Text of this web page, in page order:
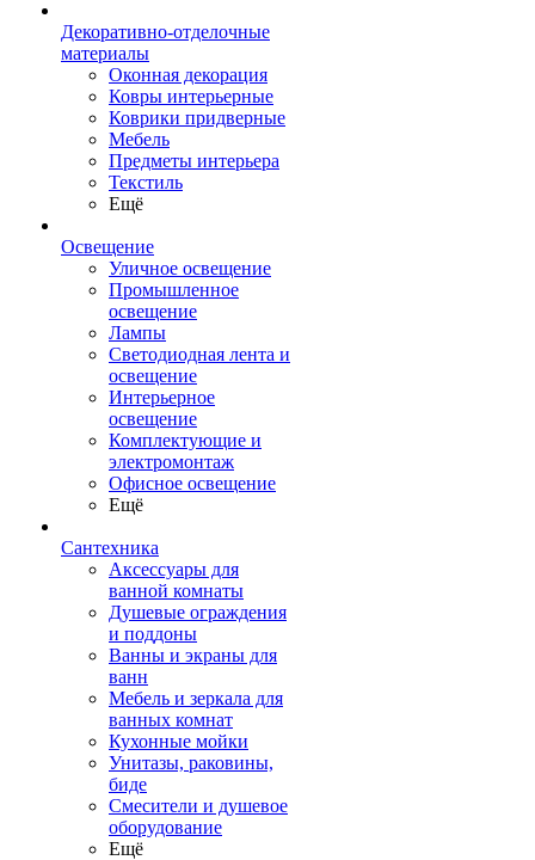
Декоративно-отделочные
материалы
Оконная декорация
Ковры интерьерные
Коврики придверные
Мебель
Предметы интерьера
Текстиль
Ещё
Освещение
Уличное освещение
Промышленное
освещение
Лампы
Светодиодная лента и
освещение
Интерьерное
освещение
Комплектующие и
электромонтаж
Офисное освещение
Ещё
Сантехника
Аксессуары для
ванной комнаты
Душевые ограждения
и поддоны
Ванны и экраны для
ванн
Мебель и зеркала для
ванных комнат
Кухонные мойки
Унитазы, раковины,
биде
Смесители и душевое
оборудование
Ещё